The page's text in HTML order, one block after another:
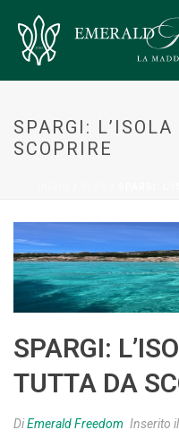
SPARGI:
SCOPRIRE
SPARGI:
TUTTA DA
DiEmerald Freedom Inserito il